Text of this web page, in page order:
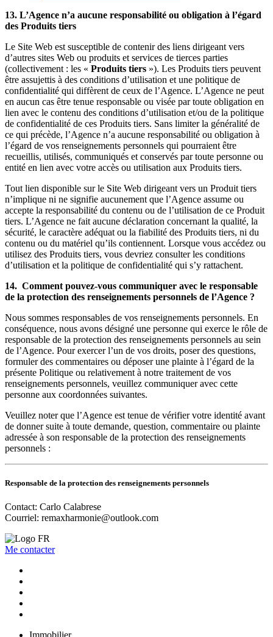
13. L’Agence n’a aucune responsabilité ou obligation à l’égard
des Produits tiers
Le Site Web est susceptible de contenir des liens dirigeant vers
d’autres sites Web ou produits et services de tierces parties
(collectivement : les « Produits tiers »). Les Produits tiers peuvent
être assujettis à des conditions d’utilisation et une politique de
confidentialité qui diffèrent de ceux de l’Agence. L’Agence ne peut
en aucun cas être tenue responsable ou visée par toute obligation en
lien avec le contenu des conditions d’utilisation et/ou de la politique
de confidentialité de ces Produits tiers. Sans limiter la généralité de
ce qui précède, l’Agence n’a aucune responsabilité ou obligation à
l’égard de vos renseignements personnels qui pourraient être
recueillis, utilisés, communiqués et conservés par toute personne ou
entité en lien avec votre accès ou utilisation aux Produits tiers.
Tout lien disponible sur le Site Web dirigeant vers un Produit tiers
n’implique ni ne signifie aucunement que l’Agence assume ou
accepte la responsabilité du contenu ou de l’utilisation de ce Produit
tiers. L’Agence ne fait aucune déclaration concernant la qualité, la
sécurité, le caractère adéquat ou la fiabilité des Produits tiers, ni du
contenu ou du matériel qu’ils contiennent. Lorsque vous accédez ou
utilisez des Produits tiers, vous devriez consulter les conditions
d’utilisation et la politique de confidentialité qui s’y rattachent.
14. Comment pouvez-vous communiquer avec le responsable
de la protection des renseignements personnels de l’Agence ?
Nous sommes responsables de vos renseignements personnels. En
conséquence, nous avons désigné une personne qui exerce le rôle de
responsable de la protection des renseignements personnels au sein
de l’Agence. Pour exercer l’un de vos droits, poser des questions,
formuler des commentaires ou déposer une plainte à l’égard de la
présente Politique ou relativement à notre traitement de vos
renseignements personnels, veuillez communiquer avec cette
personne aux coordonnées suivantes.
Veuillez noter que l’Agence est tenue de vérifier votre identité avant
de donner suite à toute demande, question, commentaire ou plainte
adressée à son responsable de la protection des renseignements
personnels :
Responsable de la protection des renseignements personnels
Contact: Carlo Calabrese
Courriel: remaxharmonie@outlook.com
Me contacter